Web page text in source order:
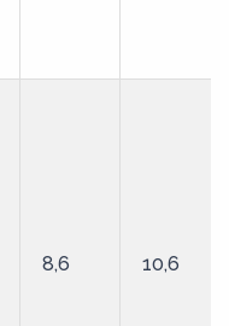
8,6 10,6